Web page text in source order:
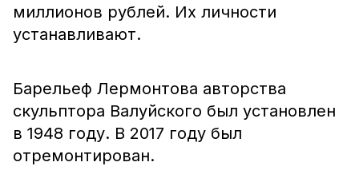
миллионов рублей. Их личности
устанавливают.
Барельеф Лермонтова авторства
скульптора Валуйского был установлен
в 1948 году. В 2017 году был
отремонтирован.